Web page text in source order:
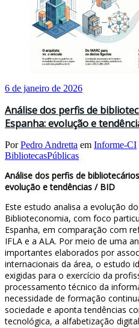
6 de janeiro de 2026
Análise dos perfis de
Espanha: evolução e
PorPedro Andretta em Informe-CI
BibliotecasPúblicas
Análise dos perfis de
evolução e tendências / BID
Este estudo analisa a evolução
Biblioteconomia, com foco
Espanha, em comparação com
IFLA e a ALA. Por meio de uma
importantes elaborados por
internacionais da área, o estudo
exigidas para o exercício da
processamento técnico da
necessidade de formação
sociedade e aponta tendências
tecnológica, a alfabetização